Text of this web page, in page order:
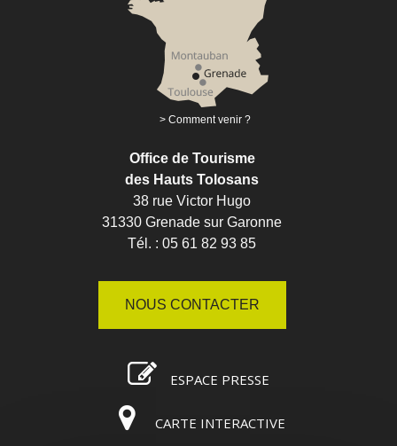
Comment venir ?
Office de Tourisme
des Hauts Tolosans
38 rue Victor Hugo
31330 Grenade sur Garonne
Tél. : 05 61 82 93 85
NOUS CONTACTER
ESPACE PRESSE
CARTE INTERACTIVE